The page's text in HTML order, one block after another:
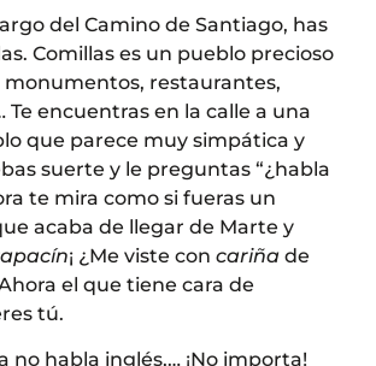
del Camino de Santiago, has
Comillas es un pueblo precioso
monumentos, restaurantes,
Te encuentras en la calle a una
que parece muy simpática y
suerte y le preguntas “¿habla
te mira como si fueras un
acaba de llegar de Marte y
¡ ¿Me viste con cariñade
el que tiene cara de
tú.
no habla inglés,… ¡No importa!